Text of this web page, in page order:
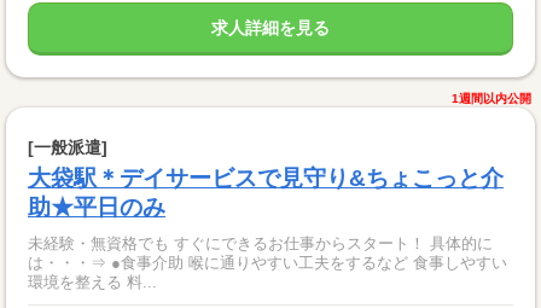
求人詳細を見る
1週間以内公開
[一般派遣]
大袋駅＊デイサービスで見守り&ちょこっと介
助★平日のみ
未経験・無資格でも すぐにできるお仕事からスタート！ 具体的に
は・・・⇒ ●食事介助 喉に通りやすい工夫をするなど 食事しやすい
環境を整える 料...